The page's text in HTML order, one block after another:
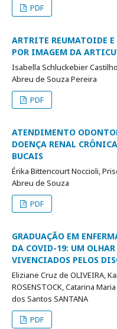
PDF
ARTRITE REUMATOIDE
POR IMAGEM DA
Isabella Schluckebier
Abreu de Souza Pereira
PDF
ATENDIMENTO
DOENÇA RENAL
BUCAIS
Érika Bittencourt Noccioli,
Abreu de Souza
PDF
GRADUAÇÃO EM
DA COVID-19: UM OLHAR
VIVENCIADOS PELOS
Eliziane Cruz de OLIVEIRA,
ROSENSTOCK, Catarina
dos Santos SANTANA
PDF